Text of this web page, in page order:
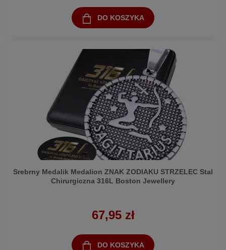
DO KOSZYKA
Srebrny Medalik Medalion ZNAK ZODIAKU STRZELEC Stal
Chirurgiczna 316L Boston Jewellery
67,95 zł
DO KOSZYKA